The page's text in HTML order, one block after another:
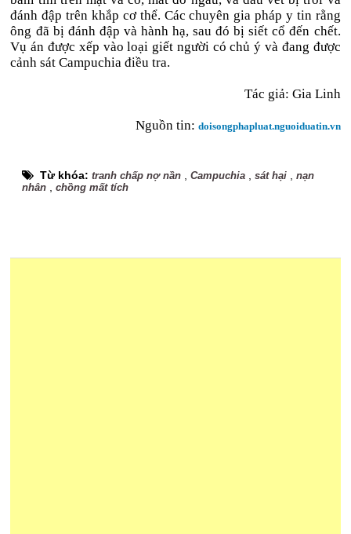
đánh đập trên khắp cơ thể. Các chuyên gia pháp y tin rằng
ông đã bị đánh đập và hành hạ, sau đó bị siết cổ đến chết.
Vụ án được xếp vào loại giết người có chủ ý và đang được
cảnh sát Campuchia điều tra.
Tác giả: Gia Linh
Nguồn tin: doisongphapluat.nguoiduatin.vn
Từ khóa:tranh chấp nợ nần ,Campuchia ,sát hại ,nạn
nhân ,chồng mất tích